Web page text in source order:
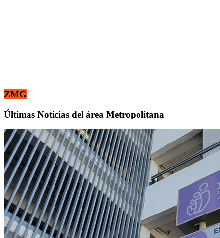
ZMG
Últimas Noticias del área Metropolitana